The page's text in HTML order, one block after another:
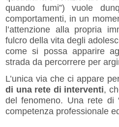
quando fumi”) vuole
comportamenti, in un
l’attenzione alla propria
fulcro della vita degli
come si possa apparire
strada da percorrere per
L’unica via che ci appare
di una rete di interventi,
del fenomeno. Una rete di
competenza professionale